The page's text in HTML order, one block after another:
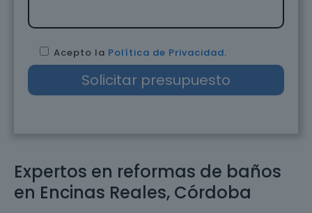
Expertos en reformas de baños
en Encinas Reales, Córdoba
Acepto la Política de Privacidad.